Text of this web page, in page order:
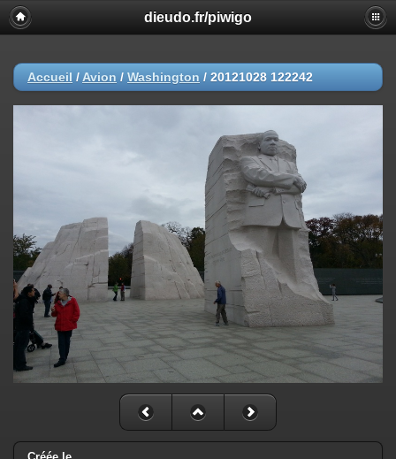
dieudo.fr/piwigo
Accueil / Avion / Washington / 20121028 122242